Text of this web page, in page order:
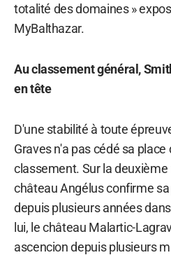
totalité des domaines »
MyBalthazar.
Au classement général,
en tête
D'une stabilité à toute
Graves n'a pas cédé sa
classement. Sur la
château Angélus confirme
depuis plusieurs années
lui, le château Malartic-
ascencion depuis plusieurs